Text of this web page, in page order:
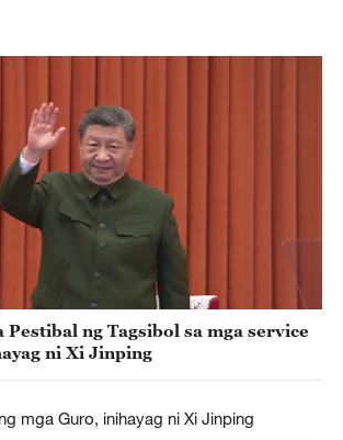
Pestibal ng Tagsibol sa mga service
ni Xi Jinping
mga Guro, inihayag ni Xi Jinping